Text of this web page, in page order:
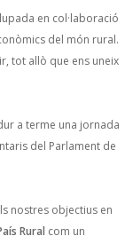
en col·laboració
del món rural.
tot allò que ens uneix
a terme una jornada
del Parlament de
nostres objectius en
Rural com un